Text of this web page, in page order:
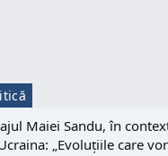
Maiei Sandu, în
„Evoluțiile care